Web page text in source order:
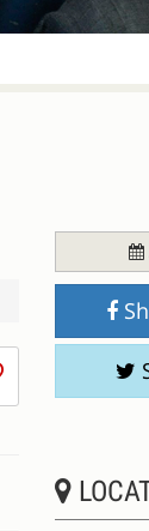
I
don't
session